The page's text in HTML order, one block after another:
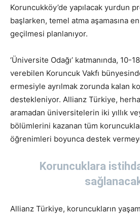
Koruncukköy’de yapılacak yurdun
başlarken, temel atma aşamasına
geçilmesi planlanıyor.
‘Üniversite Odağı’ katmanında, 10-
verebilen Koruncuk Vakfı
ermesiyle ayrılmak zorunda kalan
destekleniyor. Allianz Türkiye,
aramadan üniversitelerin iki yıllık
bölümlerini kazanan tüm
öğrenimleri boyunca destek
Koruncuklara
Allianz Türkiye, koruncukların